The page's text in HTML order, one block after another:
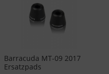
Barracuda MT-09 2017
Ersatzpads